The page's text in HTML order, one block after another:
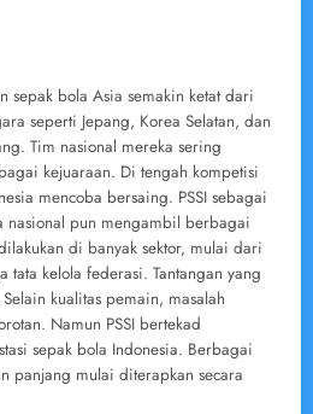
sepak bola Asia semakin ketat dari
seperti Jepang, Korea Selatan, dan
Tim nasional mereka sering
kejuaraan. Di tengah kompetisi
mencoba bersaing. PSSI sebagai
nasional pun mengambil berbagai
di banyak sektor, mulai dari
kelola federasi. Tantangan yang
kualitas pemain, masalah
Namun PSSI bertekad
sepak bola Indonesia. Berbagai
panjang mulai diterapkan secara